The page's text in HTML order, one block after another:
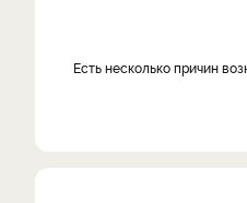
Есть несколько причин